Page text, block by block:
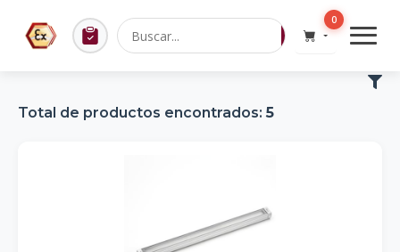
0
Total de productos encontrados:5